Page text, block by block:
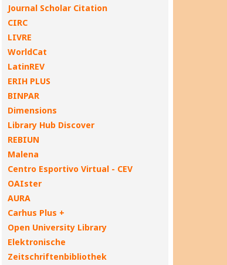
Journal Scholar Citation
CIRC
LIVRE
WorldCat
LatinREV
ERIH PLUS
BINPAR
Dimensions
Library Hub Discover
REBIUN
Malena
Centro Esportivo Virtual - CEV
OAIster
AURA
Carhus Plus +
Open University Library
Elektronische
Zeitschriftenbibliothek